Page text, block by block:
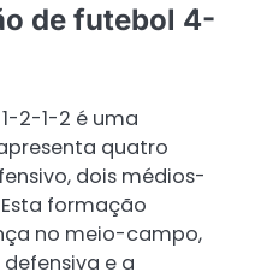
de futebol 4-
2-1-2 é uma
quatro
dois médios-
formação
no meio-campo,
e a